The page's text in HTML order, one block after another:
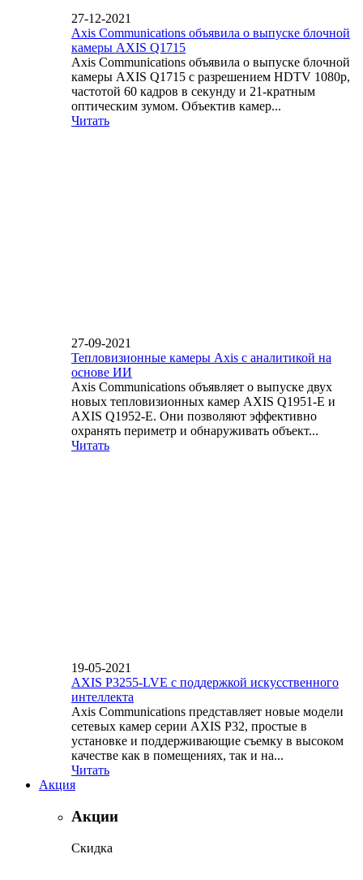
27-12-2021
Axis Communications объявила о выпуске блочной
камеры AXIS Q1715
Axis Communications объявила о выпуске блочной
камеры AXIS Q1715 с разрешением HDTV 1080p,
частотой 60 кадров в секунду и 21-кратным
оптическим зумом. Объектив камер...
Читать
27-09-2021
Тепловизионные камеры Axis с аналитикой на
основе ИИ
Axis Communications объявляет о выпуске двух
новых тепловизионных камер AXIS Q1951-E и
AXIS Q1952-E. Они позволяют эффективно
охранять периметр и обнаруживать объект...
Читать
19-05-2021
AXIS P3255-LVE с поддержкой искусственного
интеллекта
Axis Communications представляет новые модели
сетевых камер серии AXIS P32, простые в
установке и поддерживающие съемку в высоком
качестве как в помещениях, так и на...
Читать
Акция
Акции
Скидка